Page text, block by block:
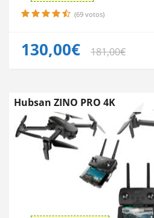
(69 votos)
130,00€ 181,00€
Hubsan ZINO PRO 4K